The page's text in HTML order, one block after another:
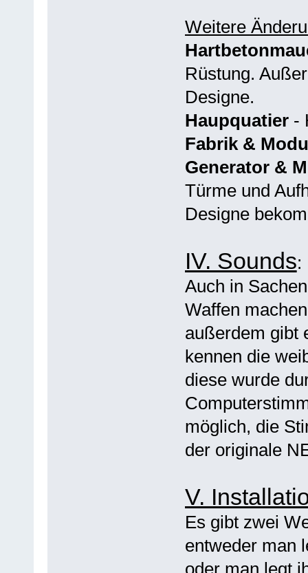
Weitere
Rüstung.
Designe.
Haupquatier-
Fabrik &
Generator &
Türme und
Designe
IV. Sounds:
Auch in
Waffen
außerdem gibt
kennen die
diese wurde
möglich, die
der originale
V.
Es gibt zwei
entweder man
oder man legt